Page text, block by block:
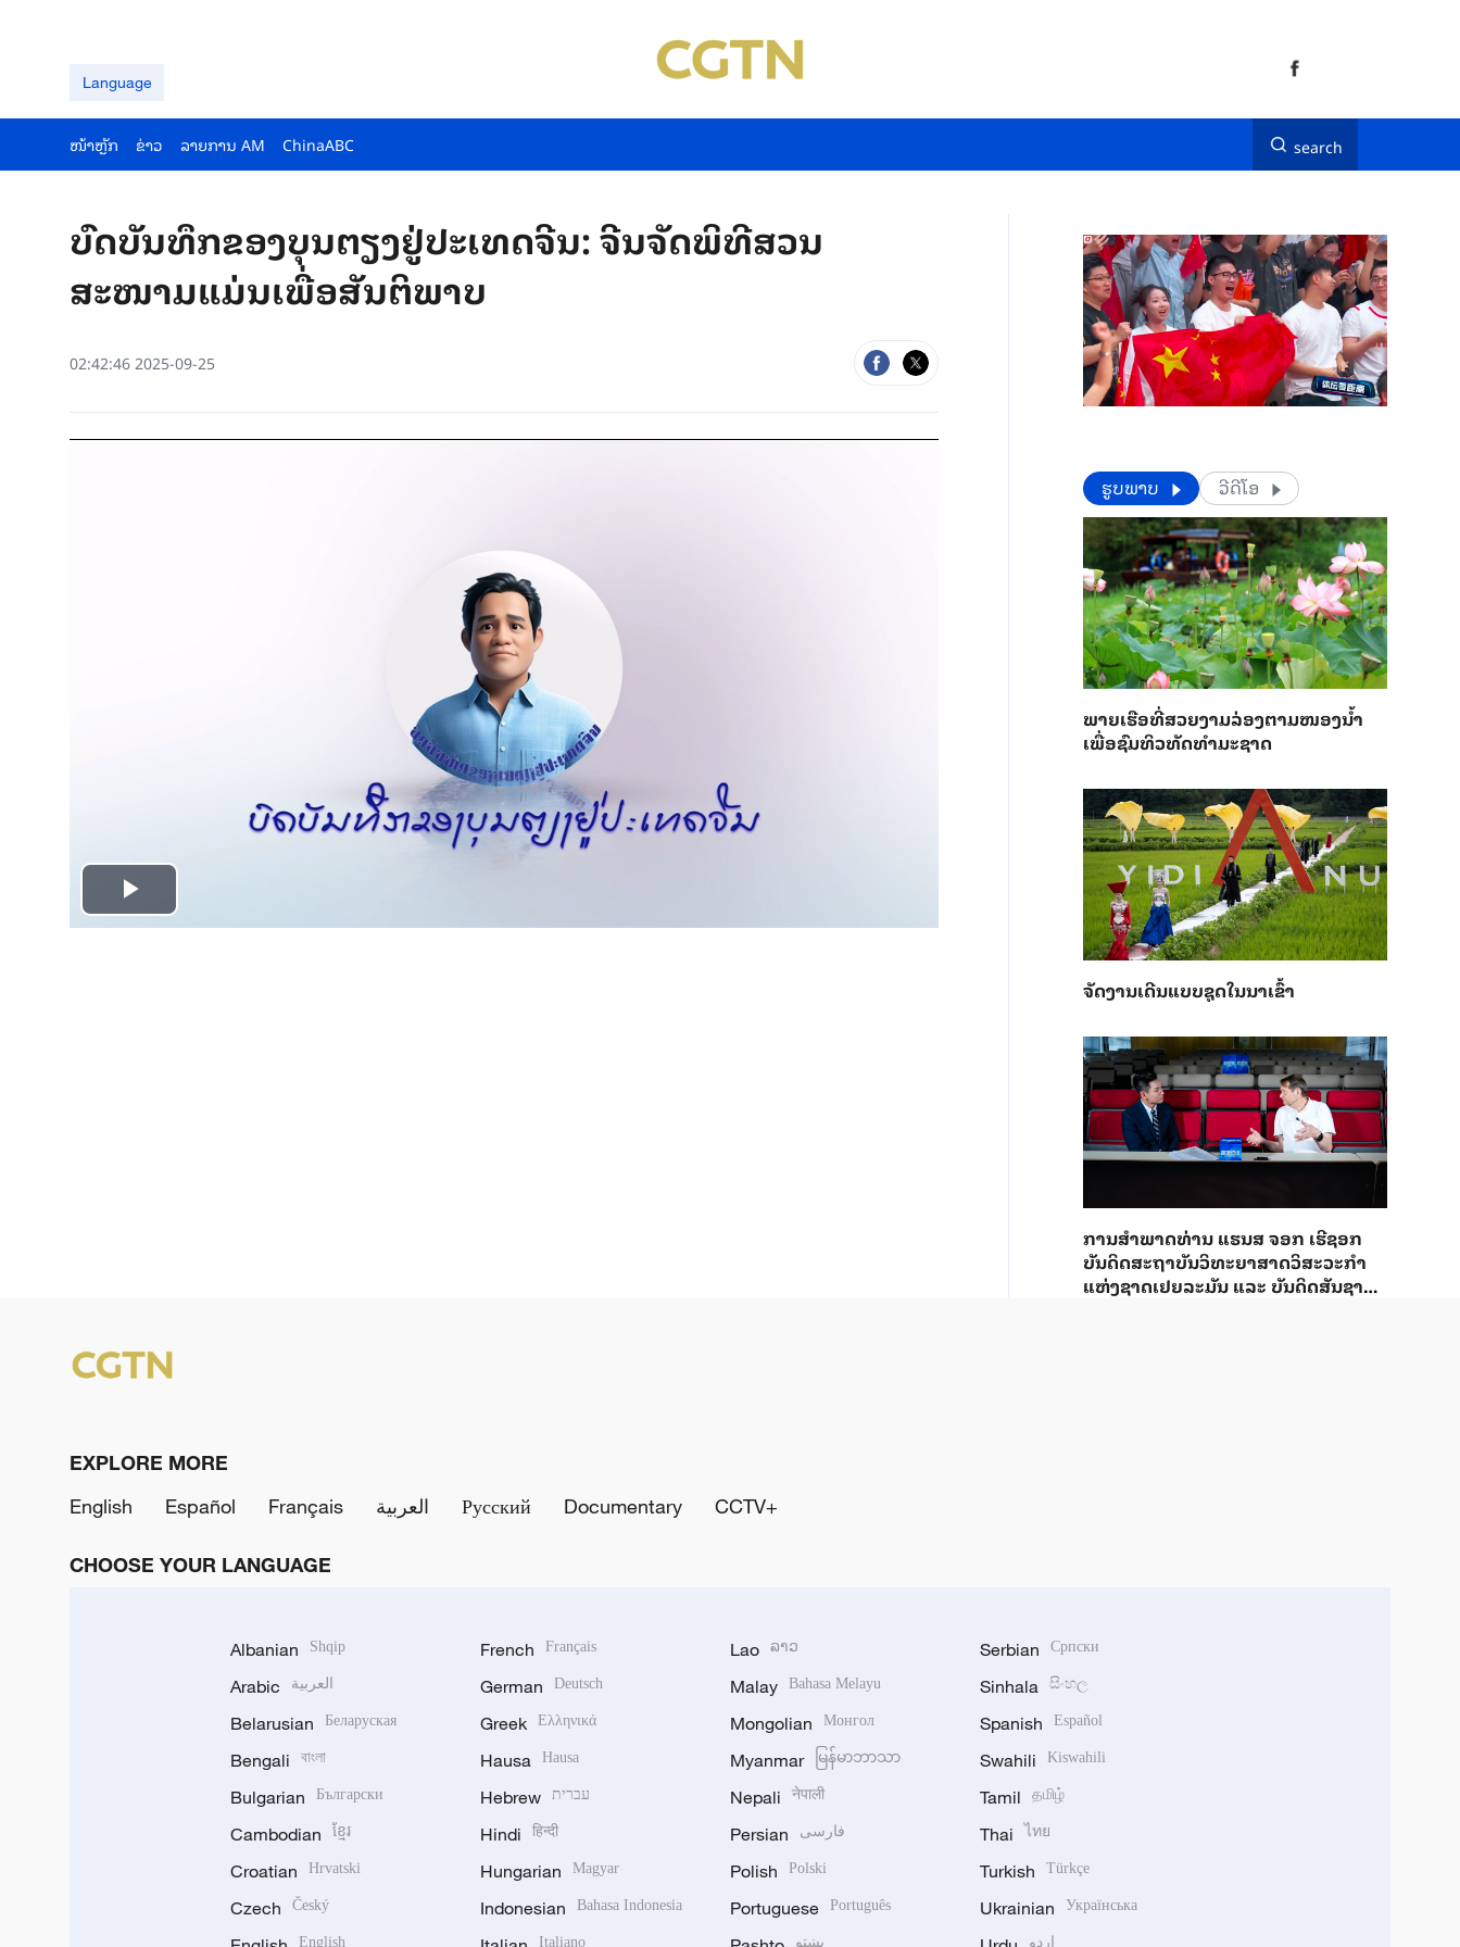
Language
ໜ້າຫຼັກ ຂ່າວ ລາຍ​ການ AM ChinaABC search
ບົດບັນທຶກຂອງບຸນຕຽງຢູ່ປະເທດຈີນ: ຈີນຈັດພິທີສວນ
ສະໜາມແມ່ນເພື່ອສັນຕິພາບ
02:42:46 2025-09-25
Play
​​ຮູບພາບ ວີດີໂອ
ພາຍ​ເຮືອທີ່​ສວຍ​ງາມ​ລ່ອງ​ຕາມ​​ໜອງນ້ຳ​​
ຈັດງານເດີນແບບຊຸດໃນນາເຂົ້າ
ການ​ສຳ​ພາດ​ທ່ານ ແຮນ​ສ ຈອກ ເຮີ​ຊອກ ​
ບັນ​ດິດ​ສະ​ຖາ​ບັນວິ​ທະ​ຍາ​ສາດວິ​ສະ​ວະ​ກຳ​
ແຫ່ງ​ຊາດ​ເຢຍ​ລະ​ມັນ ແລະ ບັນ​ດິດ​ສັນ​ຊາດ​
EXPLORE MORE
English
Español Français العربية Русский Documentary CCTV+
CHOOSE YOUR LANGUAGE
Albanian Shqip
Arabic العربية
Belarusian Беларуская
Bengali বাংলা
Bulgarian Български
Cambodian ខ្មែរ
Croatian Hrvatski
Czech Český
English
French Français
German Deutsch
Greek Ελληνικά
Hausa Hausa
Hebrew עברית
Hindi हिन्दी
Hungarian Magyar
Indonesian Bahasa Indonesia
Italiano
Lao ລາວ
Malay Bahasa Melayu
Mongolian Монгол
Myanmar မြန်မာဘာသာ
Nepali नेपाली
Persian فارسی
Polish Polski
Portuguese Português
پښتو
Serbian Српски
Sinhala සිංහල
Spanish Español
Swahili Kiswahili
Tamil தமிழ்
Thai ไทย
Turkish Türkçe
Ukrainian Українська
اردو